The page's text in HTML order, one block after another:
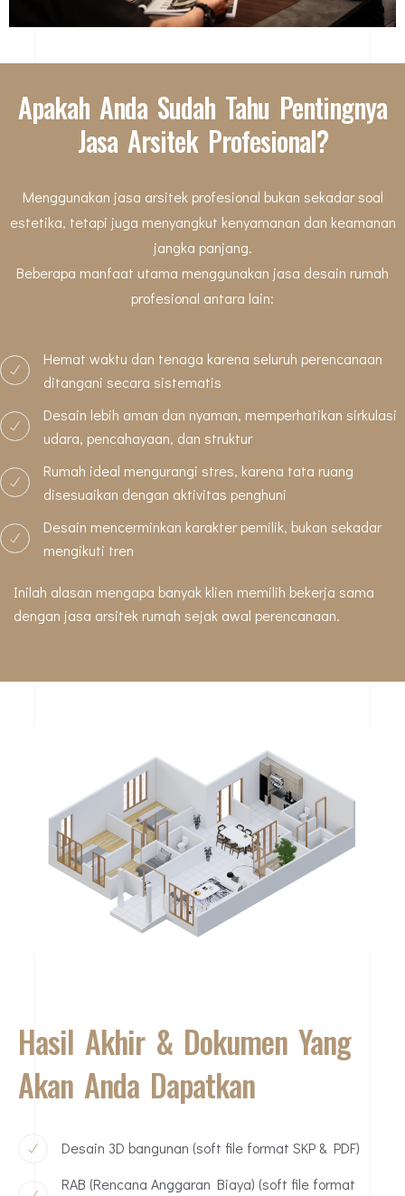
Apakah Anda Sudah Tahu Pentingnya
Jasa Arsitek Profesional?
Menggunakan jasa arsitek profesional bukan sekadar soal
estetika, tetapi juga menyangkut kenyamanan dan keamanan
jangka panjang.
Beberapa manfaat utama menggunakan jasa desain rumah
profesional antara lain:
Hemat waktu dan tenaga karena seluruh perencanaan
ditangani secara sistematis
Desain lebih aman dan nyaman, memperhatikan sirkulasi
udara, pencahayaan, dan struktur
Rumah ideal mengurangi stres, karena tata ruang
disesuaikan dengan aktivitas penghuni
Desain mencerminkan karakter pemilik, bukan sekadar
mengikuti tren
Inilah alasan mengapa banyak klien memilih bekerja sama
dengan jasa arsitek rumah sejak awal perencanaan.
Hasil Akhir & Dokumen Yang
Akan Anda Dapatkan
Desain 3D bangunan (soft file format SKP & PDF)
RAB (Rencana Anggaran Biaya) (soft file format